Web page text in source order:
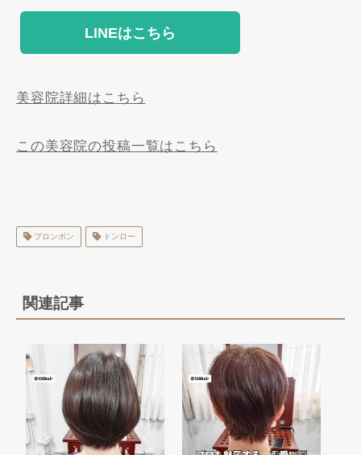
LINEはこちら
美容院詳細はこちら
この美容院の投稿一覧はこちら
プロンポン トンロー
関連記事